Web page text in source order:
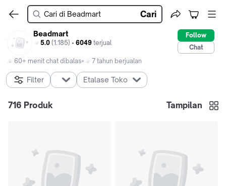
Cari
Beadmart
5.0 (1.185) • 6049 terjual
Follow
Chat
60+ menit chat dibalas
7 tahun berjualan
Filter Etalase Toko
716 Produk Tampilan